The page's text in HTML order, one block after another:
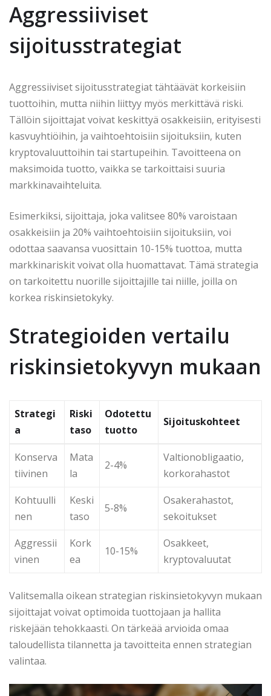
Aggressiiviset
sijoitusstrategiat
Aggressiiviset sijoitusstrategiat tähtäävät korkeisiin
tuottoihin, mutta niihin liittyy myös merkittävä riski.
Tällöin sijoittajat voivat keskittyä osakkeisiin, erityisesti
kasvuyhtiöihin, ja vaihtoehtoisiin sijoituksiin, kuten
kryptovaluuttoihin tai startupeihin. Tavoitteena on
maksimoida tuotto, vaikka se tarkoittaisi suuria
markkinavaihteluita.
Esimerkiksi, sijoittaja, joka valitsee 80% varoistaan
osakkeisiin ja 20% vaihtoehtoisiin sijoituksiin, voi
odottaa saavansa vuosittain 10-15% tuottoa, mutta
markkinariskit voivat olla huomattavat. Tämä strategia
on tarkoitettu nuorille sijoittajille tai niille, joilla on
korkea riskinsietokyky.
Strategioiden vertailu
riskinsietokyvyn mukaan
Strategi
a
Riski
taso
Odotettu
tuotto
Sijoituskohteet
Konserva
tiivinen
Mata
la
2-4%
Valtionobligaatio,
korkorahastot
Kohtuulli
nen
Keski
taso
5-8%
Osakerahastot,
sekoitukset
Aggressii
vinen
Kork
ea
10-15%
Osakkeet,
kryptovaluutat
Valitsemalla oikean strategian riskinsietokyvyn mukaan
sijoittajat voivat optimoida tuottojaan ja hallita
riskejään tehokkaasti. On tärkeää arvioida omaa
taloudellista tilannetta ja tavoitteita ennen strategian
valintaa.